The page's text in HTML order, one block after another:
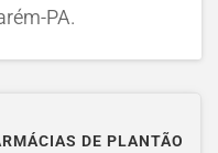
PA.
DE PLANTÃO